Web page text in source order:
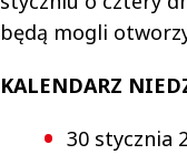
będą mogli
KALENDARZ
30 stycznia